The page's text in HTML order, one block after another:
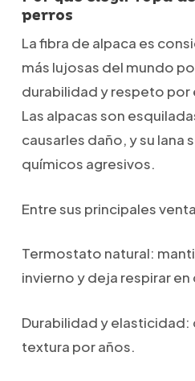
perros
La fibra de alpaca es
más lujosas del mundo
durabilidad y respeto por
Las alpacas son
causarles daño, y su lana
químicos agresivos.
Entre sus principales
Termostato natural:
invierno y deja respirar
Durabilidad y elasticidad:
textura por años.